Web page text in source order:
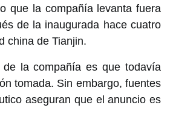
que la compañía levanta fuera
de la inaugurada hace cuatro
china de Tianjin.
de la compañía es que todavía
tomada. Sin embargo, fuentes
aseguran que el anuncio es